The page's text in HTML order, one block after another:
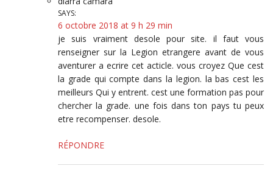
SAYS:
6 octobre 2018 at 9 h 29 min
je suis vraiment desole pour site. il faut vous
renseigner sur la Legion etrangere avant de vous
aventurer a ecrire cet acticle. vous croyez Que cest
la grade qui compte dans la legion. la bas cest les
meilleurs Qui y entrent. cest une formation pas pour
chercher la grade. une fois dans ton pays tu peux
etre recompenser. desole.
RÉPONDRE